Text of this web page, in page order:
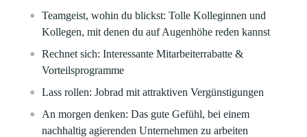
Teamgeist, wohin du blickst:Tolle Kolleginnen und
Kollegen, mit denen du auf Augenhöhe reden kannst
Rechnet sich:Interessante Mitarbeiterrabatte &
Vorteilsprogramme
Lass rollen:Jobrad mit attraktiven Vergünstigungen
An morgen denken:Das gute Gefühl, bei einem
nachhaltig agierenden Unternehmen zu arbeiten